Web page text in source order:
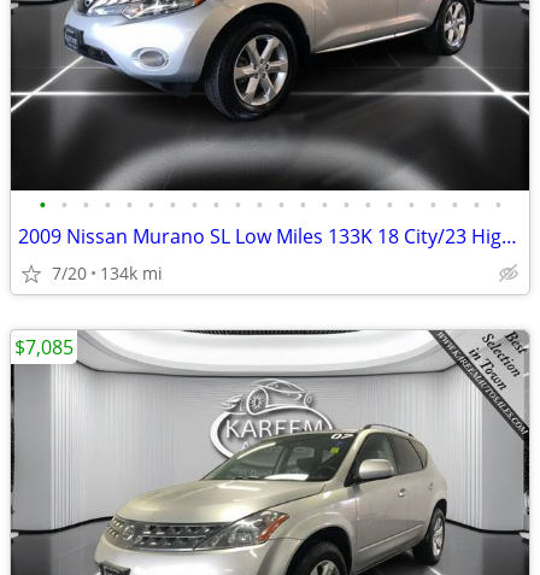
• • • • • • • • • • • • • • • • • • • • • •
2009 Nissan Murano SL Low Miles 133K 18 City/23 Highway Clean Title
7/20 134k mi
$7,085